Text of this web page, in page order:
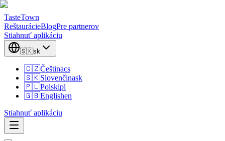
TasteTown
ReštaurácieBlogPre partnerov
Stiahnuť aplikáciu
🇸🇰sk
🇨🇿Češtinacs
🇸🇰Slovenčinask
🇵🇱Polskipl
🇬🇧Englishen
Stiahnuť aplikáciu